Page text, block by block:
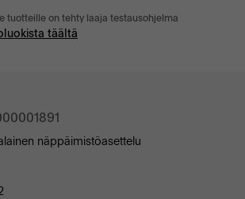
tuotteille on tehty laaja testausohjelma
täältä
näppäimistöasettelu